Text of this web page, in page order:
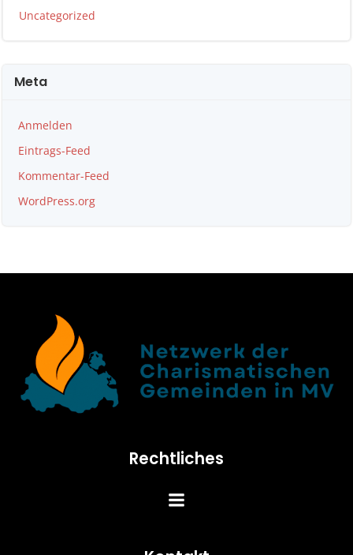
Uncategorized
Meta
Anmelden
Eintrags-Feed
Kommentar-Feed
WordPress.org
Rechtliches